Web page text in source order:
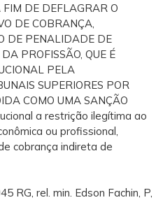
DE DEFLAGRAR O
DE COBRANÇA,
DE PENALIDADE DE
PROFISSÃO, QUE É
PELA
SUPERIORES POR
COMO UMA SANÇÃO
a restrição ilegítima ao
ou profissional,
cobrança indireta de
RG, rel. min. Edson Fachin, P,